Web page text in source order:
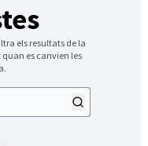
els resultats de la
es canvien les